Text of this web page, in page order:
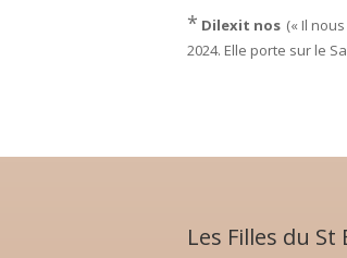
* Dilexit nos (« Il
2024. Elle porte sur le
Les Filles du St